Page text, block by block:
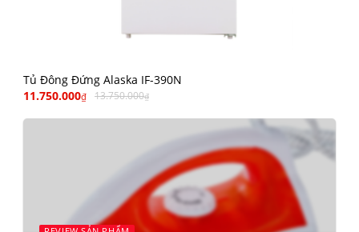
Tủ Đông Đứng Alaska IF-390N
11.750.000₫ 13.750.000₫